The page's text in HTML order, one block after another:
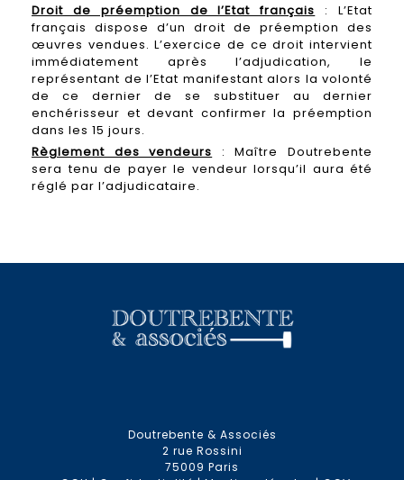
Droit de préemption de l’Etat français : L’Etat
français dispose d’un droit de préemption des
œuvres vendues. L’exercice de ce droit intervient
immédiatement après l’adjudication, le
représentant de l’Etat manifestant alors la volonté
de ce dernier de se substituer au dernier
enchérisseur et devant confirmer la préemption
dans les 15 jours.
Règlement des vendeurs : Maître Doutrebente
sera tenu de payer le vendeur lorsqu’il aura été
réglé par l’adjudicataire.
Doutrebente & Associés
2 rue Rossini
75009 Paris